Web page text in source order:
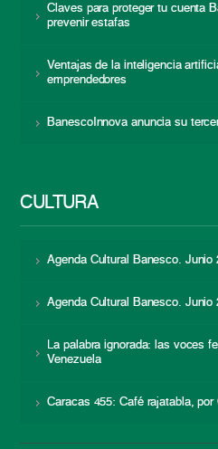
Claves para proteger tu cuenta
prevenir estafas
Ventajas de la inteligencia
emprendedores
BanescoInnova anuncia su
CULTURA
Agenda Cultural Banesco. Junio
Agenda Cultural Banesco. Junio
La palabra ignorada: las voces
Venezuela
Caracas 455: Café rajatabla, por